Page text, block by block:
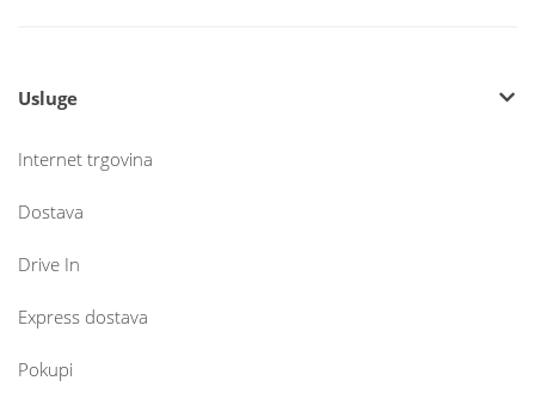
Usluge
Internet trgovina
Dostava
Drive In
Express dostava
Pokupi